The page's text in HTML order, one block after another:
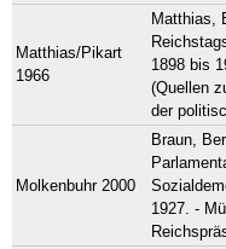
Matthias/Pikart
1966
Matthias,
1898 bis
(Quellen
der
Molkenbuhr 2000
Braun,
1927. -